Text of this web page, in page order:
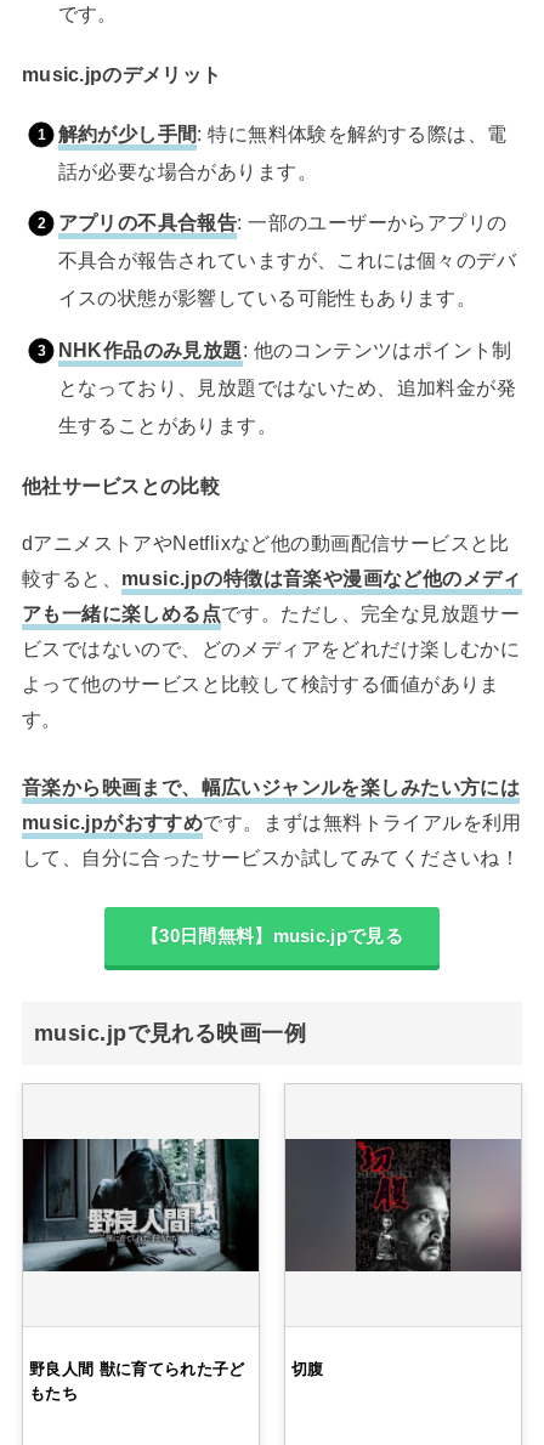
です。
music.jpのデメリット
解約が少し手間: 特に無料体験を解約する際は、電
話が必要な場合があります。
アプリの不具合報告: 一部のユーザーからアプリの
不具合が報告されていますが、これには個々のデバ
イスの状態が影響している可能性もあります。
NHK作品のみ見放題: 他のコンテンツはポイント制
となっており、見放題ではないため、追加料金が発
生することがあります。
他社サービスとの比較
dアニメストアやNetflixなど他の動画配信サービスと比
較すると、 music.jpの特徴は音楽や漫画など他のメディ
アも一緒に楽しめる点です。ただし、完全な見放題サー
ビスではないので、どのメディアをどれだけ楽しむかに
よって他のサービスと比較して検討する価値がありま
す。
音楽から映画まで、幅広いジャンルを楽しみたい方には
music.jpがおすすめです。まずは無料トライアルを利用
して、自分に合ったサービスか試してみてくださいね！
【30日間無料】music.jpで見る
music.jpで見れる映画一例
野良人間 獣に育てられた子ど
もたち
切腹